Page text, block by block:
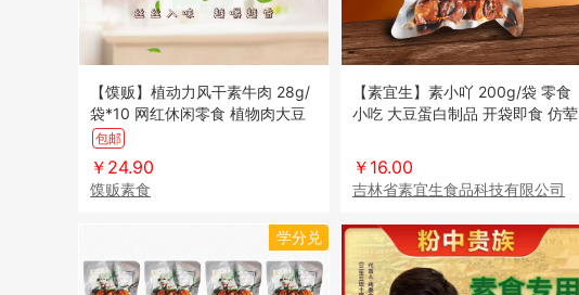
【馍贩】植动力风干素牛肉 28g/
袋*10 网红休闲零食 植物肉大豆
蛋白 素食 牛肉干
包邮
￥24.90
馍贩素食
【素宜生】素小吖 200g/袋 零食
小吃 大豆蛋白制品 开袋即食 仿荤
￥16.00
吉林省素宜生食品科技有限公司
学分兑